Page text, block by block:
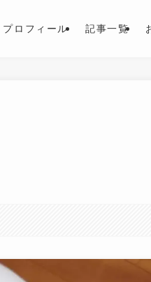
プロフィール 記事一覧